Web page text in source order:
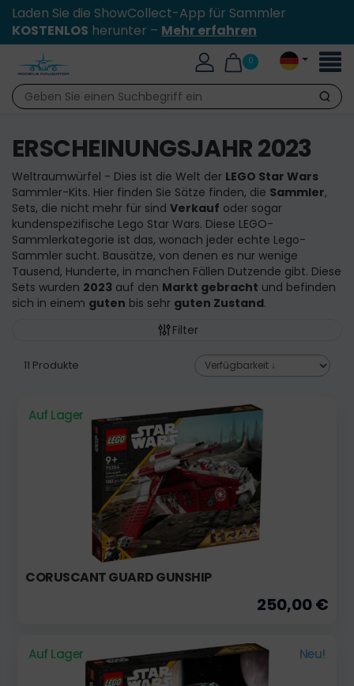
Laden Sie die ShowCollect-App für Sammler
KOSTENLOS herunter – Mehr erfahren
0
Suche
ERSCHEINUNGSJAHR 2023
Weltraumwürfel - Dies ist die Welt der LEGO Star Wars
Sammler-Kits. Hier finden Sie Sätze finden, die Sammler,
Sets, die nicht mehr für sind Verkauf oder sogar
kundenspezifische Lego Star Wars. Diese LEGO-
Sammlerkategorie ist das, wonach jeder echte Lego-
Sammler sucht. Bausätze, von denen es nur wenige
Tausend, Hunderte, in manchen Fällen Dutzende gibt. Diese
Sets wurden 2023 auf den Markt gebracht und befinden
sich in einem guten bis sehr guten Zustand.
Filter
11 Produkte
Auf Lager
CORUSCANT GUARD GUNSHIP
250,00 €
Auf Lager Neu!